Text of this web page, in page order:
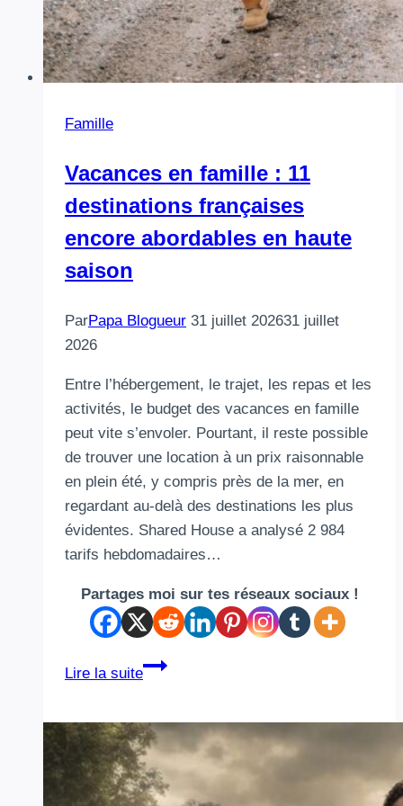
Famille
Vacances en famille : 11
destinations françaises
encore abordables en haute
saison
ParPapa Blogueur 31 juillet 202631 juillet
2026
Entre l’hébergement, le trajet, les repas et les
activités, le budget des vacances en famille
peut vite s’envoler. Pourtant, il reste possible
de trouver une location à un prix raisonnable
en plein été, y compris près de la mer, en
regardant au-delà des destinations les plus
évidentes. Shared House a analysé 2 984
tarifs hebdomadaires…
Partages moi sur tes réseaux sociaux !
Lire la suite
Vacances
:
11
destinations